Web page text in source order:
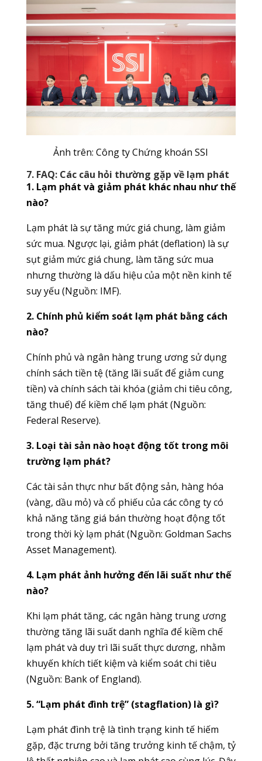
Ảnh trên: Công ty Chứng khoán SSI
7. FAQ: Các câu hỏi thường gặp về lạm phát
1. Lạm phát và giảm phát khác nhau như thế
nào?
Lạm phát là sự tăng mức giá chung, làm giảm
sức mua. Ngược lại, giảm phát (deflation) là sự
sụt giảm mức giá chung, làm tăng sức mua
nhưng thường là dấu hiệu của một nền kinh tế
suy yếu (Nguồn: IMF).
2. Chính phủ kiểm soát lạm phát bằng cách
nào?
Chính phủ và ngân hàng trung ương sử dụng
chính sách tiền tệ (tăng lãi suất để giảm cung
tiền) và chính sách tài khóa (giảm chi tiêu công,
tăng thuế) để kiềm chế lạm phát (Nguồn:
Federal Reserve).
3. Loại tài sản nào hoạt động tốt trong môi
trường lạm phát?
Các tài sản thực như bất động sản, hàng hóa
(vàng, dầu mỏ) và cổ phiếu của các công ty có
khả năng tăng giá bán thường hoạt động tốt
trong thời kỳ lạm phát (Nguồn: Goldman Sachs
Asset Management).
4. Lạm phát ảnh hưởng đến lãi suất như thế
nào?
Khi lạm phát tăng, các ngân hàng trung ương
thường tăng lãi suất danh nghĩa để kiềm chế
lạm phát và duy trì lãi suất thực dương, nhằm
khuyến khích tiết kiệm và kiểm soát chi tiêu
(Nguồn: Bank of England).
5. “Lạm phát đình trệ” (stagflation) là gì?
Lạm phát đình trệ là tình trạng kinh tế hiếm
gặp, đặc trưng bởi tăng trưởng kinh tế chậm, tỷ